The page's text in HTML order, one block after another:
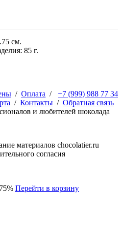
см.
85 г.
+7 (999) 988 77 34
/ Оплата /
/ Контакты / Обратная связь
и любителей шоколада
материалов chocolatier.ru
согласия
Перейти в корзину